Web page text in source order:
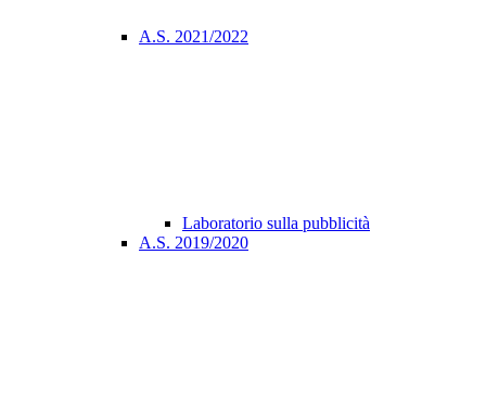
A.S. 2021/2022
Laboratorio sulla pubblicità
A.S. 2019/2020